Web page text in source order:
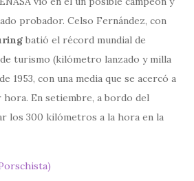
probador. Celso Fernández, con
batió el récord mundial de
turismo (kilómetro lanzado y milla
1953, con una media que se acercó a
En setiembre, a bordo del
los 300 kilómetros a la hora en la